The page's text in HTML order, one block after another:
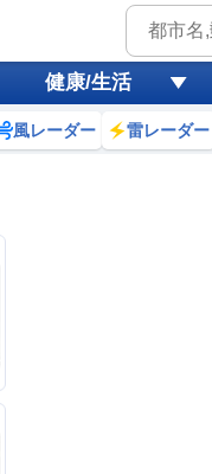
健康/生活
風レーダー 雷レーダー